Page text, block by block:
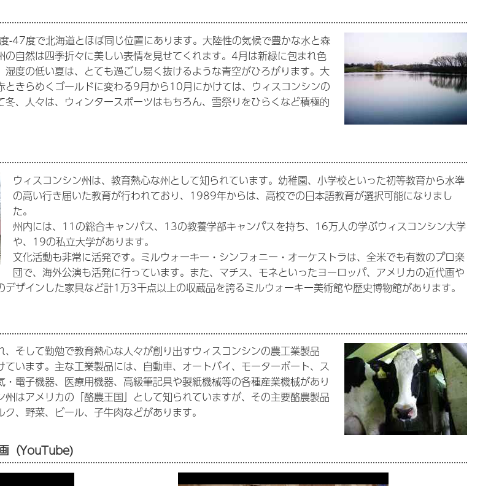
-47度で北海道とほぼ同じ位置にあります。大陸性の気候で豊かな水と森
の自然は四季折々に美しい表情を見せてくれます。4月は新緑に包まれ色
度の低い夏は、とても過ごし易く抜けるような青空がひろがります。大
ときらめくゴールドに変わる9月から10月にかけては、ウィスコンシンの
、人々は、ウィンタースポーツはもちろん、雪祭りをひらくなど積極的
ウィスコンシン州は、教育熱心な州として知られています。幼稚園、小学校といった初等教育から水準
の高い行き届いた教育が行われており、1989年からは、高校での日本語教育が選択可能になりまし
た。
州内には、11の総合キャンパス、13の教養学部キャンパスを持ち、16万人の学ぶウィスコンシン大学
や、19の私立大学があります。
文化活動も非常に活発です。ミルウォーキー・シンフォニー・オーケストラは、全米でも有数のプロ楽
団で、海外公演も活発に行っています。また、マチス、モネといったヨーロッパ、アメリカの近代画や
デザインした家具など計1万3千点以上の収蔵品を誇るミルウォーキー美術館や歴史博物館があります。
そして勤勉で教育熱心な人々が創り出すウィスコンシンの農工業製品
ています。主な工業製品には、自動車、オートバイ、モーターボート、ス
電子機器、医療用機器、高級筆記具や製紙機械等の各種産業機械があり
州はアメリカの「酪農王国」として知られていますが、その主要酪農製品
、野菜、ビール、子牛肉などがあります。
（YouTube)